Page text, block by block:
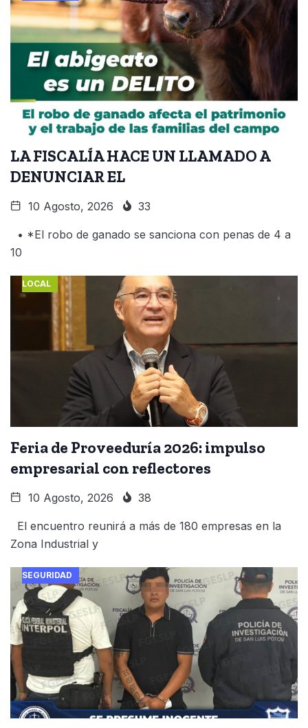
LA FISCALÍA HACE UN LLAMADO A
DENUNCIAR EL
10 Agosto, 2026 33
• *El robo de ganado se sanciona con penas de 4 a
10
LOCAL
Feria de Proveeduría 2026: impulso
empresarial con reflectores
10 Agosto, 2026 38
El encuentro reunirá a más de 180 empresas en la
Zona Industrial y
SEGURIDAD